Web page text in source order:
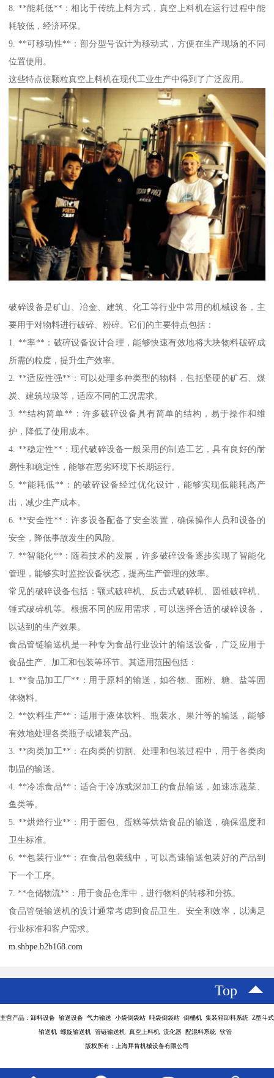
8. **能耗低**：相比于传统上料方式，真空上料机在运行过程中能
耗较低，经济环保。
9. **可移动性**：部分型号设计为移动式，方便在生产现场的不同
位置使用。
这些特点使颗粒真空上料机在现代工业生产中得到了广泛应用。
破碎设备是矿山、冶金、建筑、化工等行业中常用的机械设备，主
要用于对物料进行破碎、粉碎。它们的主要特点包括：
1. **率**：破碎设备设计合理，能够快速有效地将大块物料破碎成
所需的粒度，提升生产效率。
2. **适应性强**：可以处理多种类型的物料，包括坚硬的矿石、煤
炭、建筑垃圾等，适应不同的工况需求。
3. **结构简单**：许多破碎设备具有简单的结构，易于操作和维
护，降低了使用成本。
4. **稳定性**：现代破碎设备一般采用的制造工艺，具有良好的耐
磨性和稳定性，能够在恶劣环境下长期运行。
5. **能耗低**：的破碎设备经过优化设计，能够实现低能耗高产
出，减少生产成本。
6. **安全性**：许多设备配备了安全装置，确保操作人员和设备的
安全，降低事故发生的风险。
7. **智能化**：随着技术的发展，许多破碎设备逐步实现了智能化
管理，能够实时监控设备状态，提高生产管理的效率。
常见的破碎设备包括：颚式破碎机、反击式破碎机、圆锥破碎机、
锤式破碎机等。根据不同的应用需求，可以选择合适的破碎设备，
以达到的生产效果。
食品管链输送机是一种专为食品行业设计的输送设备，广泛应用于
食品生产、加工和包装等环节。其适用范围包括：
1. **食品加工厂**：用于原料的输送，如谷物、面粉、糖、盐等固
体物料。
2. **饮料生产**：适用于液体饮料、瓶装水、果汁等的输送，能够
有效地处理各类瓶子或罐装产品。
3. **肉类加工**：在肉类的切割、处理和包装过程中，用于各类肉
制品的输送。
4. **冷冻食品**：适合于冷冻或深加工的食品输送，如速冻蔬菜、
鱼类等。
5. **烘焙行业**：用于面包、蛋糕等烘焙食品的输送，确保温度和
卫生标准。
6. **包装行业**：在食品包装线中，可以高速输送包装好的产品到
下一个工序。
7. **仓储物流**：用于食品仓库中，进行物料的转移和分拣。
食品管链输送机的设计通常考虑到食品卫生、安全和效率，以满足
行业标准和客户需求。
m.shbpe.b2b168.com
Top
主营产品：卸料设备 输送设备 气力输送 小袋倒袋站 吨袋倒袋站 倒桶机 集装箱卸料系统 Z型斗式
输送机 螺旋输送机 管链输送机 真空上料机 流化器 配混料系统 软管
版权所有：上海拜肯机械设备有限公司